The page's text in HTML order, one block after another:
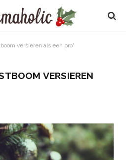
versieren als een pro"
VERSIEREN